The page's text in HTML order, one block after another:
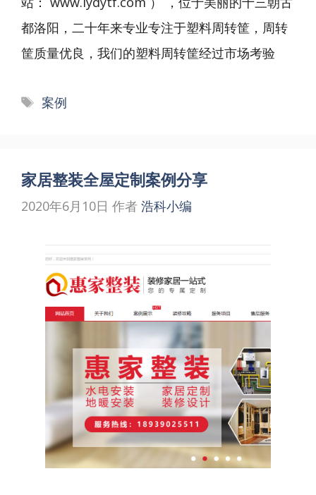
都洛阳，二十年来专业专注于塑料周转筐，周转
筐质量优良，我们的塑料周转筐经过市场考验
标
案例
家居整装全屋定制案例分享
2020年6月10日 作者 浩科小编